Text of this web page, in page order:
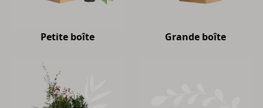
Petite boîte Grande boîte